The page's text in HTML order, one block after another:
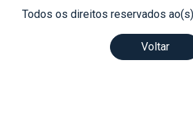
Todos os direitos reservados
Voltar